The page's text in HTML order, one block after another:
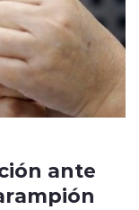
ante